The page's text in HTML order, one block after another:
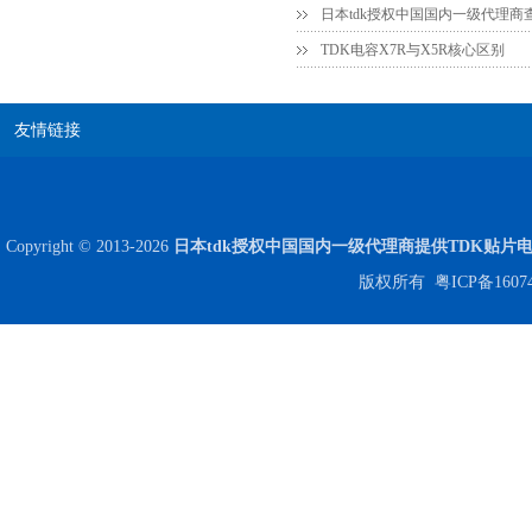
日本tdk授权中国国内一级代理商
TDK电容X7R与X5R核心区别
友情链接
Copyright © 2013-2026 日本tdk授权中国国内一级代理商提供TDK贴片
版权所有 粤ICP备